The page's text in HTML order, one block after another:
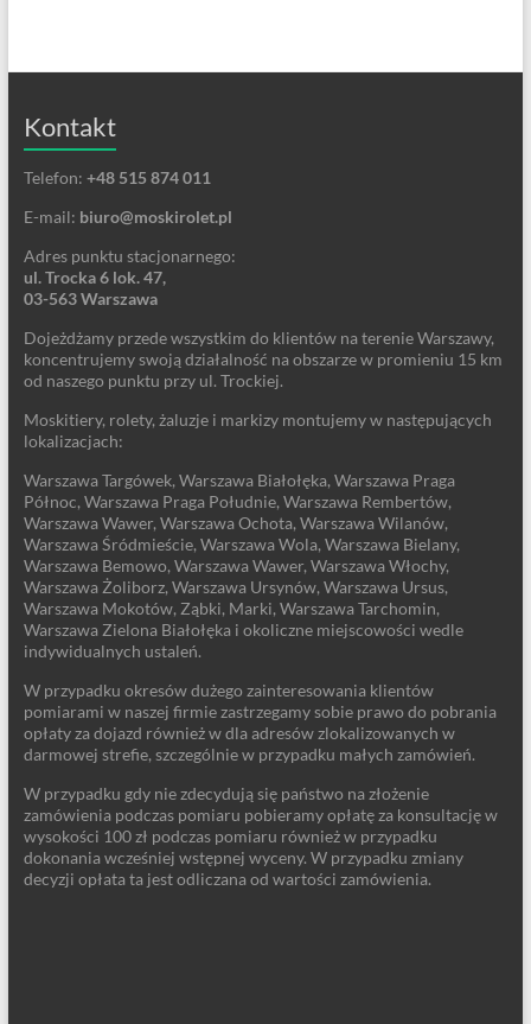
Kontakt
Telefon: +48 515 874 011
E-mail: biuro@moskirolet.pl
Adres punktu stacjonarnego:
ul. Trocka 6 lok. 47,
03-563 Warszawa
Dojeżdżamy przede wszystkim do klientów na terenie Warszawy,
koncentrujemy swoją działalność na obszarze w promieniu 15 km
od naszego punktu przy ul. Trockiej.
Moskitiery, rolety, żaluzje i markizy montujemy w następujących
lokalizacjach:
Warszawa Targówek, Warszawa Białołęka, Warszawa Praga
Północ, Warszawa Praga Południe, Warszawa Rembertów,
Warszawa Wawer, Warszawa Ochota, Warszawa Wilanów,
Warszawa Śródmieście, Warszawa Wola, Warszawa Bielany,
Warszawa Bemowo, Warszawa Wawer, Warszawa Włochy,
Warszawa Żoliborz, Warszawa Ursynów, Warszawa Ursus,
Warszawa Mokotów, Ząbki, Marki, Warszawa Tarchomin,
Warszawa Zielona Białołęka i okoliczne miejscowości wedle
indywidualnych ustaleń.
W przypadku okresów dużego zainteresowania klientów
pomiarami w naszej firmie zastrzegamy sobie prawo do pobrania
opłaty za dojazd również w dla adresów zlokalizowanych w
darmowej strefie, szczególnie w przypadku małych zamówień.
W przypadku gdy nie zdecydują się państwo na złożenie
zamówienia podczas pomiaru pobieramy opłatę za konsultację w
wysokości 100 zł podczas pomiaru również w przypadku
dokonania wcześniej wstępnej wyceny. W przypadku zmiany
decyzji opłata ta jest odliczana od wartości zamówienia.